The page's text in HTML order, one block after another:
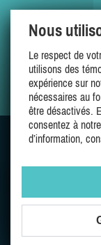
Une
Nous
Le respect de
utilisons des
expérience sur
nécessaires au
être désactivés.
consentez à
d’information,